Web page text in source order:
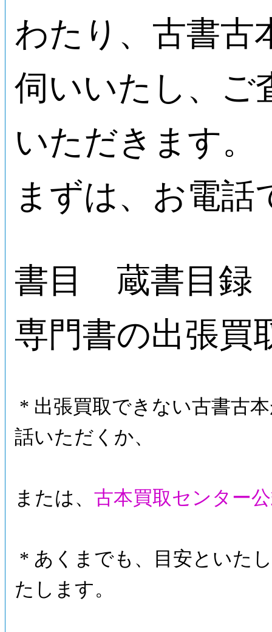
わたり、古書古
伺いいたし、ご
いただきます。
まずは、お電話
書目 蔵書目録
専門書の出張買
* 出張買取できない古書古
話いただくか、
または、 古本買取センター
* あくまでも、目安といた
たします。